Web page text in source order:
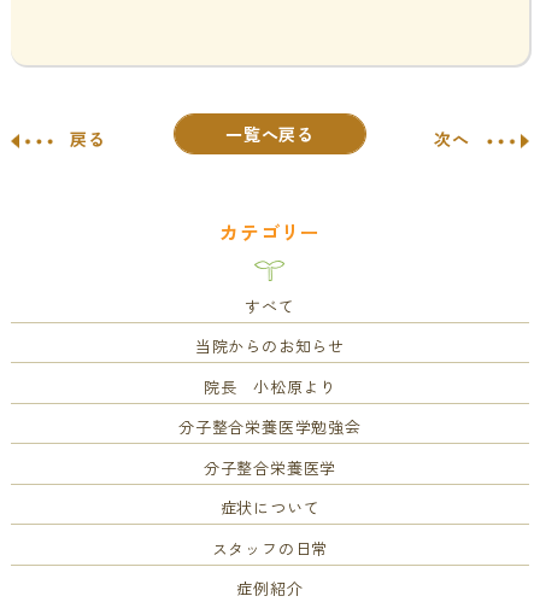
戻る 一覧へ戻る 次へ
カテゴリー
すべて
当院からのお知らせ
院長 小松原より
分子整合栄養医学勉強会
分子整合栄養医学
症状について
スタッフの日常
症例紹介